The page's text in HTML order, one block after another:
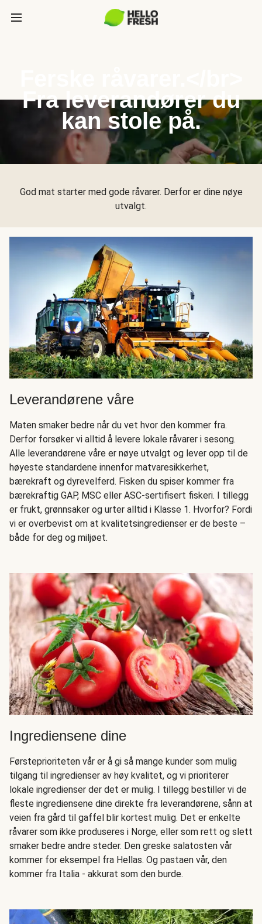
Fra leverandører du
kan stole på.
God mat starter med gode råvarer. Derfor er dine nøye
utvalgt.
Leverandørene våre
Maten smaker bedre når du vet hvor den kommer fra.
Derfor forsøker vi alltid å levere lokale råvarer i sesong.
Alle leverandørene våre er nøye utvalgt og lever opp til de
høyeste standardene innenfor matvaresikkerhet,
bærekraft og dyrevelferd. Fisken du spiser kommer fra
bærekraftig GAP, MSC eller ASC-sertifisert fiskeri. I tillegg
er frukt, grønnsaker og urter alltid i Klasse 1. Hvorfor? Fordi
vi er overbevist om at kvalitetsingredienser er de beste –
både for deg og miljøet.
Ingrediensene dine
Førsteprioriteten vår er å gi så mange kunder som mulig
tilgang til ingredienser av høy kvalitet, og vi prioriterer
lokale ingredienser der det er mulig. I tillegg bestiller vi de
fleste ingrediensene dine direkte fra leverandørene, sånn at
veien fra gård til gaffel blir kortest mulig. Det er enkelte
råvarer som ikke produseres i Norge, eller som rett og slett
smaker bedre andre steder. Den greske salatosten vår
kommer for eksempel fra Hellas. Og pastaen vår, den
kommer fra Italia - akkurat som den burde.